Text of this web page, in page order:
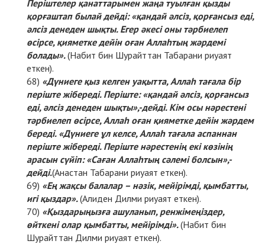
Періштелер қанаттарымен жаңа туылған қызды
қорғаштап былай дейді: «қандай әлсіз, қорғансыз еді,
әлсіз денеден шықты. Егер әкесі оны тәрбиелеп
өсірсе, қияметке дейін оған Аллаһтың жәрдемі
болады».(Набит бин Шурайттан Табарани риуаят
еткен).
«Дүниеге қыз келген уақытта, Аллаһ тағала бір
періште жібереді. Періште: «қандай әлсіз, қорғансыз
еді, әлсіз денеден шықты»,-дейді. Кім осы нәрестені
тәрбиелеп өсірсе, Аллаһ оған қияметке дейін жәрдем
береді. «Дүниеге ұл келсе, Аллаһ тағала аспаннан
періште жібереді. Періште нәрестенің екі көзінің
арасын сүйіп: «Саған Аллаһтың сәлемі болсын»,-
дейді.(Анастан Табарани риуаят еткен).
«Ең жақсы балалар – нәзік, мейірімді, қымбатты,
игі қыздар».(Алиден Дилми риуаят еткен).
«Қыздарыңызға ашуланып, ренжімеңіздер,
өйткені олар қымбатты, мейірімді».(Набит бин
Шурайттан Дилми риуаят еткен).